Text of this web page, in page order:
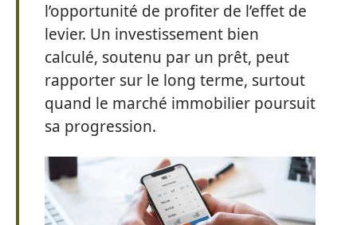
l’opportunité de profiter de l’effet de
levier. Un investissement bien
calculé, soutenu par un prêt, peut
rapporter sur le long terme, surtout
quand le marché immobilier poursuit
sa progression.